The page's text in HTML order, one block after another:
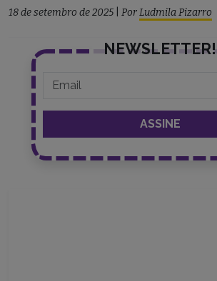
18 de setembro de 2025 PorLudmila Pizarro
NEWSLETTER!